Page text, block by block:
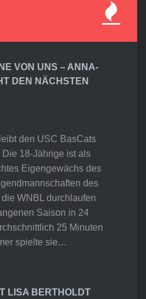
VON UNS – ANNA-
DEN NÄCHSTEN
den USC BasCats
18-Jährige ist als
Eigengewächs des
des
WNBL durchlaufen
Saison in 24
25 Minuten
spielte sie…
LISA BERTHOLDT